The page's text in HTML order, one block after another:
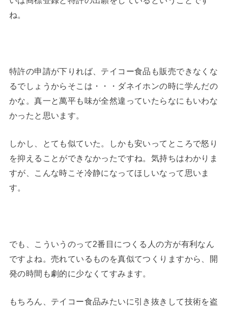
ね。
特許の申請が下りれば、テイコー食品も販売できなくな
るでしょうからそこは・・・ダネイホンの時に学んだの
かな。真一と萬平も味が全然違っていたらなにもいわな
かったと思います。
しかし、とても似ていた。しかも安いってところで怒り
を抑えることができなかったですね。気持ちはわかりま
すが、こんな時こそ冷静になってほしいなって思いま
す。
でも、こういうのって2番目につくる人の方が有利なん
ですよね。売れているものを真似てつくりますから、開
発の時間も劇的に少なくてすみます。
もちろん、テイコー食品みたいに引き抜きして技術を盗